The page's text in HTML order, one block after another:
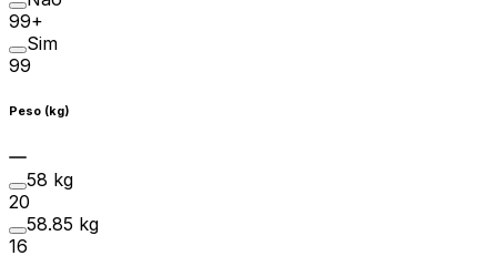
99+
Sim
99
Peso (kg)
58 kg
20
58.85 kg
16